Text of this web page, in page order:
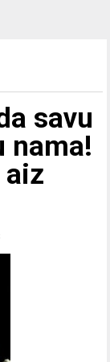
savu
nama!
aiz